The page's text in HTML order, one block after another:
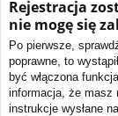
Rejestracja
nie mogę się
Po pierwsze,
poprawne, to
być włączona
informacja, że masz
instrukcje wysłane